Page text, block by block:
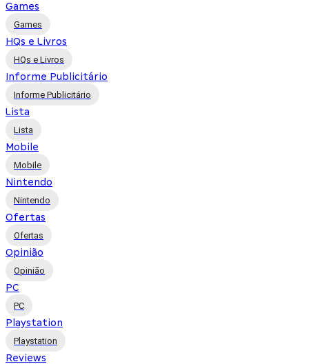
Games
Games
HQs e Livros
HQs e Livros
Informe Publicitário
Informe Publicitário
Lista
Lista
Mobile
Mobile
Nintendo
Nintendo
Ofertas
Ofertas
Opinião
Opinião
PC
PC
Playstation
Playstation
Reviews